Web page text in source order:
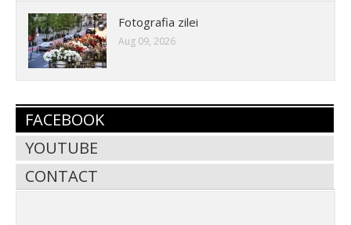
Fotografia zilei
Aug 09, 2026
FACEBOOK
YOUTUBE
CONTACT